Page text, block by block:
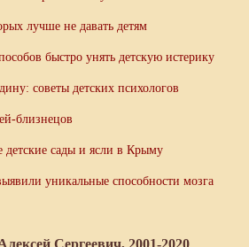
лучше не давать детям
быстро унять детскую истерику
советы детских психологов
близнецов
сады и ясли в Крыму
уникальные способности мозга